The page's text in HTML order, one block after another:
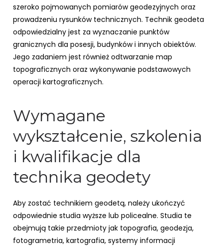
szeroko pojmowanych pomiarów geodezyjnych oraz
prowadzeniu rysunków technicznych. Technik geodeta
odpowiedzialny jest za wyznaczanie punktów
granicznych dla posesji, budynków i innych obiektów.
Jego zadaniem jest również odtwarzanie map
topograficznych oraz wykonywanie podstawowych
operacji kartograficznych.
Wymagane
wykształcenie, szkolenia
i kwalifikacje dla
technika geodety
Aby zostać technikiem geodetą, należy ukończyć
odpowiednie studia wyższe lub policealne. Studia te
obejmują takie przedmioty jak topografia, geodezja,
fotogrametria, kartografia, systemy informacji